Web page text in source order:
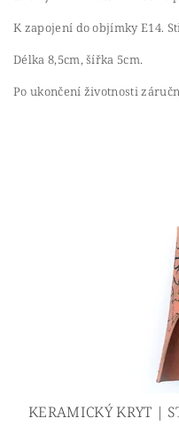
K zapojení do objímky E14.
Délka 8,5cm, šířka 5cm.
Po ukončení životnosti
KERAMICKÝ KRYT |